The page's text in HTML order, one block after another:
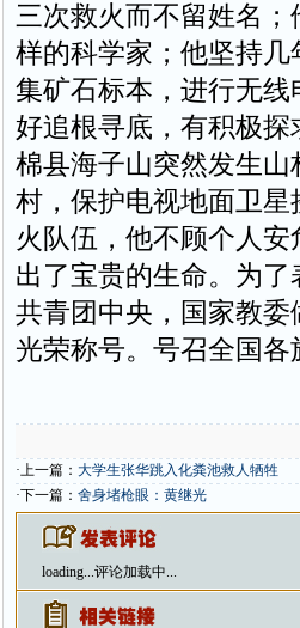
三次救火而不留姓名
样的科学家；他坚持
集矿石标本，进行无
好追根寻底，有积极探
棉县海子山突然发生
村，保护电视地面卫
火队伍，他不顾个人
出了宝贵的生命。为
共青团中央，国家教委
光荣称号。号召全国
·上一篇： 大学生张华跳入化粪池救人牺牲
·下一篇： 舍身堵枪眼：黄继光
loading...评论加载中...